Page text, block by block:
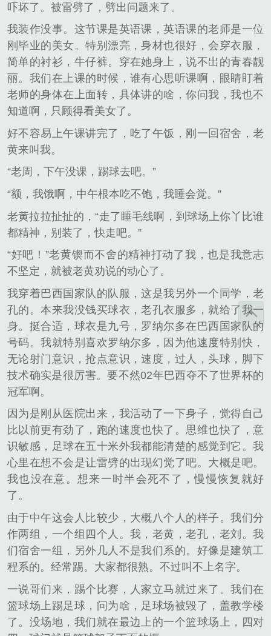
吓坏了。被雷劈了，劈出问题来了。
我装作没事。这节课是英语课，英语课的老师是一位
刚毕业的美女。特别漂亮，身材也很好，会穿衣服，
简单的衬衫，牛仔裤。穿在她身上，说不出的青春靓
丽。我们在上课的时候，谁有心思听课啊，眼睛盯着
老师的身体在上面转，具体讲的啥，你问我，我也不
知道啊，只顾得看美女了。
好不容易上午课讲完了，吃了午饭，刚一回宿舍，老
黄来叫我。
“老周，下午没课，踢球去吧。”
“额，我饿啊，中午根本吃不饱，我睡会觉。”
老黄拉拉扯扯的，“走了睡毛线啊，到球场上你丫比谁
都精神，别装了，快走吧。”
“好吧！”老黄锲而不舍的精神打动了我，也是我意志
不坚定，就被老黄劝说的动心了。
我穿着巴西国家队的队服，这是我另外一个同学，老
孔的。本来我没钱买球衣，老孔衣服多，就给了我一
身。挺合适，球衣是九号，罗纳尔多在巴西国家队的
号码。我就特别喜欢罗纳尔多，因为他速度特别快，
无论射门意识，抢点意识，速度，过人，头球，脚下
技术确实是很厉害。要不然02年巴西夺不了世界杯的
冠军啊。
因为是刚从医院出来，我活动了一下身子，觉得自己
比以前更有劲了，跑的速度也快了。思维也快了，意
识敏感，足球在五十米外我都能清楚的感觉到它。我
心里在想不会是让雷劈的出现幻觉了吧。大概是吧。
我也没在意。想来一时半会死不了，慢慢恢复就好
了。
由于中午这会人比较少，大概八个人的样子。我们分
作两组，一个组四个人。我，老黄，老孔，老刘。我
们宿舍一组，另外几人不是我们系的。好像是建筑工
程系的。经常踢。大家都很熟。不过叫不上名字。
一说哥们来，踢个比赛，人家立马就过来了。我们在
篮球场上踢足球，问为啥，足球场被毁了，盖教学楼
了。没场地，我们就在最边上的一个篮球场上，四对